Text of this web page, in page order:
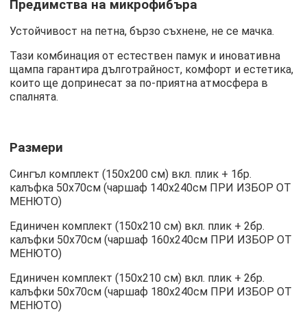
Предимства на микрофибъра
Устойчивост на петна, бързо съхнене, не се мачка.
Тази комбинация от естествен памук и иновативна
щампа гарантира дълготрайност, комфорт и естетика,
които ще допринесат за по-приятна атмосфера в
спалнята.
Размери
Сингъл комплект (150х200 см) вкл. плик + 1бр.
калъфка 50х70см (чаршаф 140х240см ПРИ ИЗБОР ОТ
МЕНЮТО)
Единичен комплект (150х210 см) вкл. плик + 2бр.
калъфки 50х70см (чаршаф 160х240см ПРИ ИЗБОР ОТ
МЕНЮТО)
Единичен комплект (150х210 см) вкл. плик + 2бр.
калъфки 50х70см (чаршаф 180х240см ПРИ ИЗБОР ОТ
МЕНЮТО)